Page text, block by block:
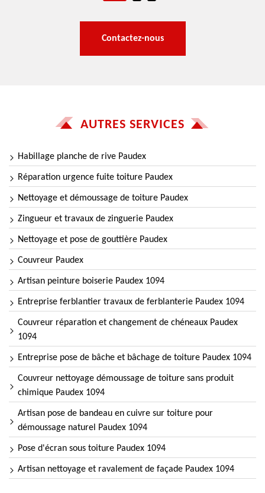
Contactez-nous
AUTRES SERVICES
Habillage planche de rive Paudex
Réparation urgence fuite toiture Paudex
Nettoyage et démoussage de toiture Paudex
Zingueur et travaux de zinguerie Paudex
Nettoyage et pose de gouttière Paudex
Couvreur Paudex
Artisan peinture boiserie Paudex 1094
Entreprise ferblantier travaux de ferblanterie Paudex 1094
Couvreur réparation et changement de chéneaux Paudex
1094
Entreprise pose de bâche et bâchage de toiture Paudex 1094
Couvreur nettoyage démoussage de toiture sans produit
chimique Paudex 1094
Artisan pose de bandeau en cuivre sur toiture pour
démoussage naturel Paudex 1094
Pose d'écran sous toiture Paudex 1094
Artisan nettoyage et ravalement de façade Paudex 1094